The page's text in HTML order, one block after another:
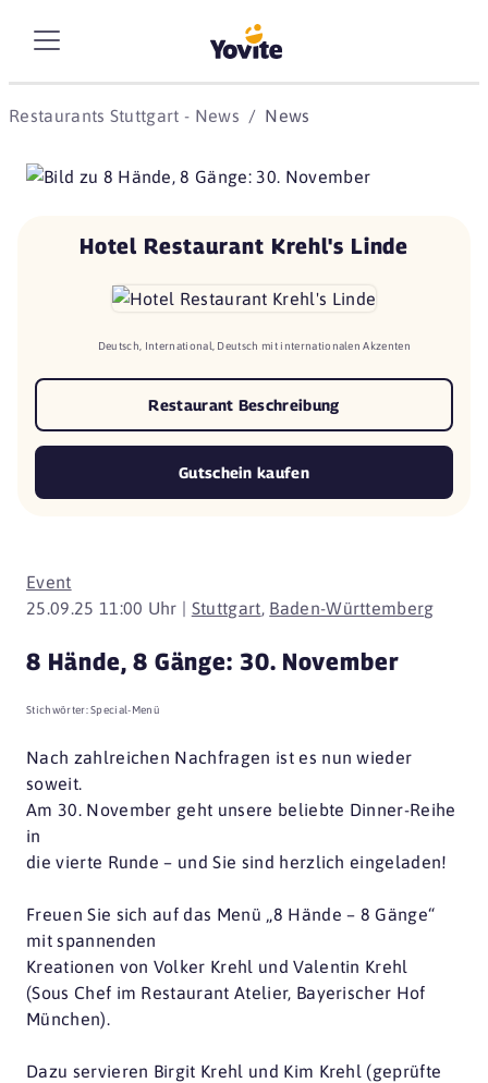
Restaurants Stuttgart - News News
Event
25.09.25 11:00 Uhr | Stuttgart, Baden-Württemberg
8 Hände, 8 Gänge: 30. November
Stichwörter:Special-Menü
Nach zahlreichen Nachfragen ist es nun wieder
soweit.
Am 30. November geht unsere beliebte Dinner-Reihe
in
die vierte Runde – und Sie sind herzlich eingeladen!
Freuen Sie sich auf das Menü „8 Hände – 8 Gänge“
mit spannenden
Kreationen von Volker Krehl und Valentin Krehl
(Sous Chef im Restaurant Atelier, Bayerischer Hof
München).
Dazu servieren Birgit Krehl und Kim Krehl (geprüfte
Hotel Restaurant Krehl's Linde
Deutsch, International, Deutsch mit internationalen Akzenten
Restaurant Beschreibung
Gutschein kaufen